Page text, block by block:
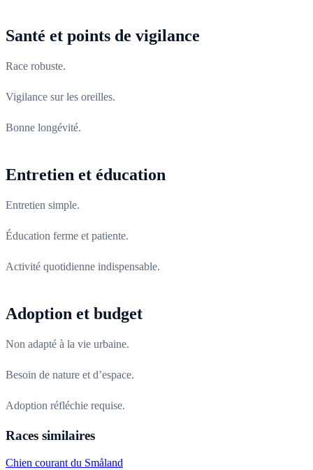
Santé et points de vigilance
Race robuste.
Vigilance sur les oreilles.
Bonne longévité.
Entretien et éducation
Entretien simple.
Éducation ferme et patiente.
Activité quotidienne indispensable.
Adoption et budget
Non adapté à la vie urbaine.
Besoin de nature et d’espace.
Adoption réfléchie requise.
Races similaires
Chien courant du Småland